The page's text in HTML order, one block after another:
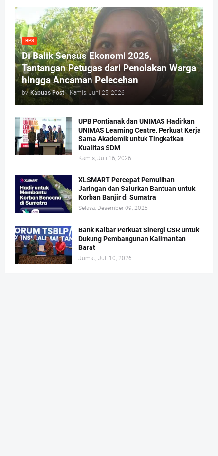
BPS
Di Balik Sensus Ekonomi 2026,
Tantangan Petugas dari Penolakan Warga
hingga Ancaman Pelecehan
by Kapuas Post - Kamis, Juni 25, 2026
UPB Pontianak dan UNIMAS Hadirkan
UNIMAS Learning Centre, Perkuat Kerja
Sama Akademik untuk Tingkatkan
Kualitas SDM
Kamis, Juli 16, 2026
XLSMART Percepat Pemulihan
Jaringan dan Salurkan Bantuan untuk
Korban Banjir di Sumatra
Selasa, Desember 09, 2025
Bank Kalbar Perkuat Sinergi CSR untuk
Dukung Pembangunan Kalimantan
Barat
Jumat, Juli 10, 2026